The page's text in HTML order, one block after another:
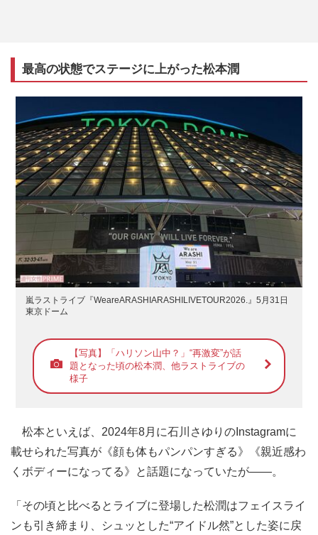
最高の状態でステージに上がった松本潤
嵐ラストライブ『WeareARASHIARASHILIVETOUR2026.』5月31日
東京ドーム
【写真】「ハリソン山中？」“再激変”が話
題となった頃の松本潤、他ラストライブの
様子
松本といえば、2024年8月に石川さゆりのInstagramに
載せられた写真が《顔も体もパンパンすぎる》《親近感わ
くボディーになってる》と話題になっていたが――。
「その頃と比べるとライブに登場した松潤はフェイスライ
ンも引き締まり、シュッとした“アイドル然”とした姿に戻